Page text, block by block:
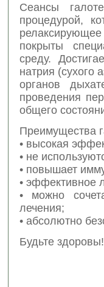
Сеансы
процедурой,
покрыты
среду.
натрия (сухого
органов
проведения
общего
Преимущества
• высокая
• не
• повышает
• эффективное
• можно
лечения;
• абсолютно
Будьте здоровы!